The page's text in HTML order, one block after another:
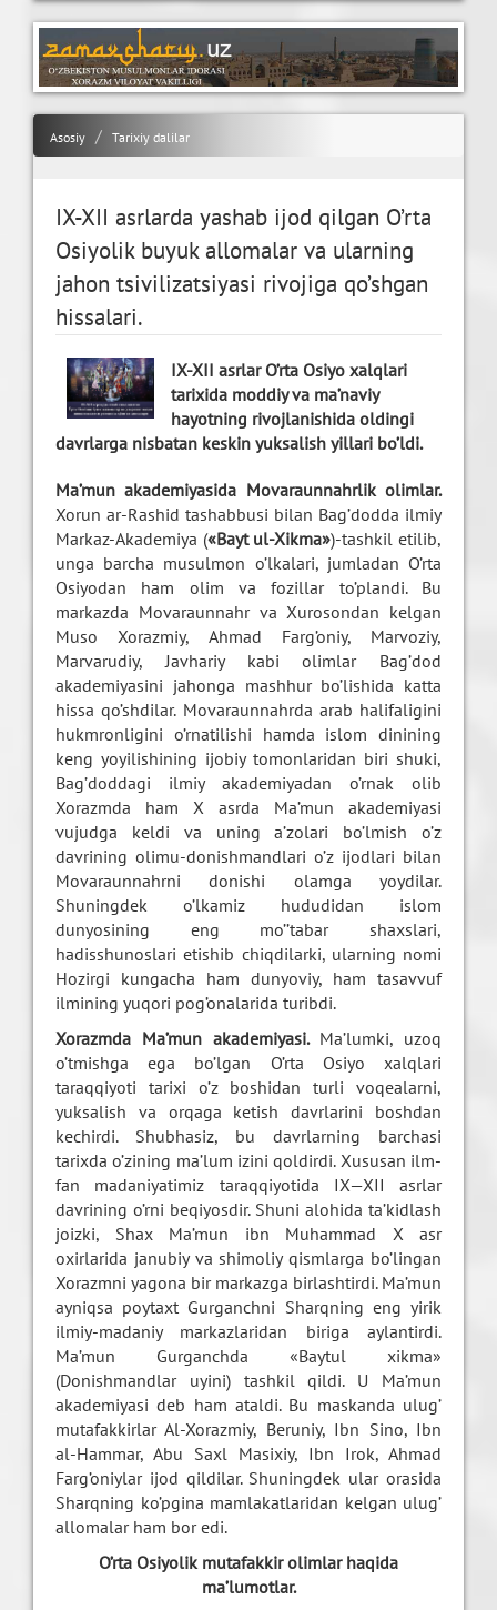
Asosiy Tarixiy dalilar
IX-XII asrlarda yashab ijod qilgan O’rta
Osiyolik buyuk allomalar va ularning
jahon tsivilizatsiyasi rivojiga qo’shgan
hissalari.
IX-XII asrlar O’rta Osiyo xalqlari
tarixida moddiy va ma’naviy
hayotning rivojlanishida oldingi
davrlarga nisbatan keskin yuksalish yillari bo’ldi.
Ma’mun akademiyasida Movaraunnahrlik olimlar.
Xorun ar-Rashid tashabbusi bilan Bag’dodda ilmiy
Markaz-Akademiya («Bayt ul-Xikma»)-tashkil etilib,
unga barcha musulmon o’lkalari, jumladan O’rta
Osiyodan ham olim va fozillar to’plandi. Bu
markazda Movaraunnahr va Xurosondan kelgan
Muso Xorazmiy, Ahmad Farg’oniy, Marvoziy,
Marvarudiy, Javhariy kabi olimlar Bag’dod
akademiyasini jahonga mashhur bo’lishida katta
hissa qo’shdilar. Movaraunnahrda arab halifaligini
hukmronligini o’rnatilishi hamda islom dinining
keng yoyilishining ijobiy tomonlaridan biri shuki,
Bag’doddagi ilmiy akademiyadan o’rnak olib
Xorazmda ham X asrda Ma’mun akademiyasi
vujudga keldi va uning a’zolari bo’lmish o’z
davrining olimu-donishmandlari o’z ijodlari bilan
Movaraunnahrni donishi olamga yoydilar.
Shuningdek o’lkamiz hududidan islom
dunyosining eng mo’’tabar shaxslari,
hadisshunoslari etishib chiqdilarki, ularning nomi
Hozirgi kungacha ham dunyoviy, ham tasavvuf
ilmining yuqori pog’onalarida turibdi.
Xorazmda Ma’mun akademiyasi. Ma’lumki, uzoq
o’tmishga ega bo’lgan O’rta Osiyo xalqlari
taraqqiyoti tarixi o’z boshidan turli voqealarni,
yuksalish va orqaga ketish davrlarini boshdan
kechirdi. Shubhasiz, bu davrlarning barchasi
tarixda o’zining ma’lum izini qoldirdi. Xususan ilm-
fan madaniyatimiz taraqqiyotida IX—XII asrlar
davrining o’rni beqiyosdir. Shuni alohida ta’kidlash
joizki, Shax Ma’mun ibn Muhammad X asr
oxirlarida janubiy va shimoliy qismlarga bo’lingan
Xorazmni yagona bir markazga birlashtirdi. Ma’mun
ayniqsa poytaxt Gurganchni Sharqning eng yirik
ilmiy-madaniy markazlaridan biriga aylantirdi.
Ma’mun Gurganchda «Baytul xikma»
(Donishmandlar uyini) tashkil qildi. U Ma’mun
akademiyasi deb ham ataldi. Bu maskanda ulug’
mutafakkirlar Al-Xorazmiy, Beruniy, Ibn Sino, Ibn
al-Hammar, Abu Saxl Masixiy, Ibn Irok, Ahmad
Farg’oniylar ijod qildilar. Shuningdek ular orasida
Sharqning ko’pgina mamlakatlaridan kelgan ulug’
allomalar ham bor edi.
O’rta Osiyolik mutafakkir olimlar haqida
ma’lumotlar.